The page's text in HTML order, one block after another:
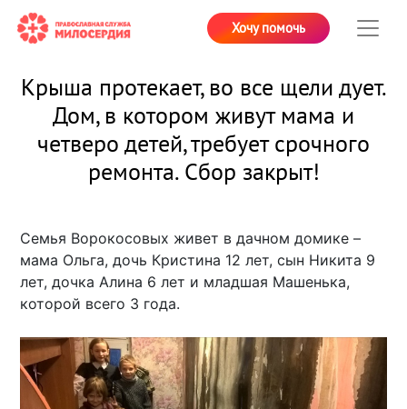
Хочу помочь
Крыша протекает, во все щели дует.
Дом, в котором живут мама и
четверо детей, требует срочного
ремонта. Сбор закрыт!
Семья Ворокосовых живет в дачном домике –
мама Ольга, дочь Кристина 12 лет, сын Никита 9
лет, дочка Алина 6 лет и младшая Машенька,
которой всего 3 года.